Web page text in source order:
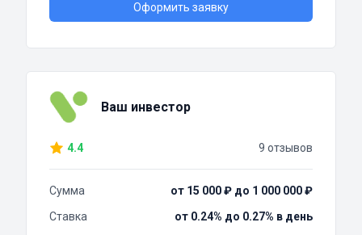
Оформить заявку
Ваш инвестор
4.4 9 отзывов
Сумма
от 15 000 ₽ до 1 000 000 ₽
Ставка
от 0.24% до 0.27% в день